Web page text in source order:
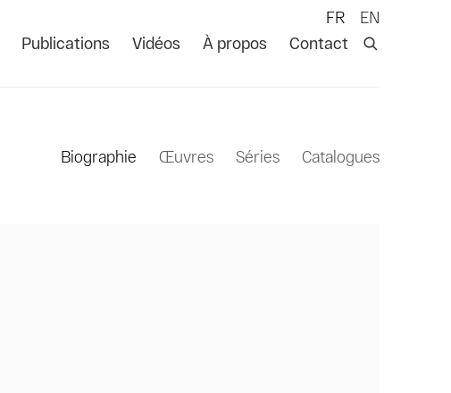
Publications Vidéos À propos Contact
FR EN
Biographie Œuvres Séries Catalogues